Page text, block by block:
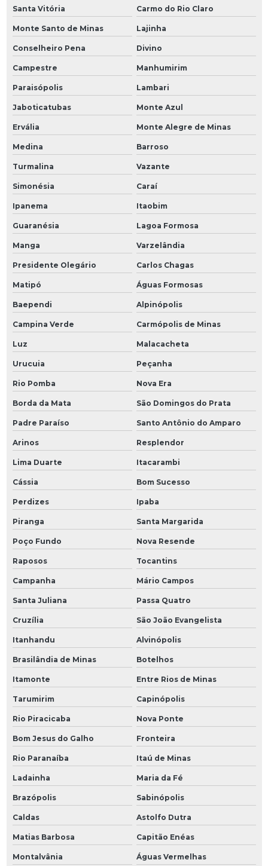
Santa Vitória Carmo do Rio Claro
Monte Santo de Minas Lajinha
Conselheiro Pena Divino
Campestre Manhumirim
Paraisópolis Lambari
Jaboticatubas Monte Azul
Ervália Monte Alegre de Minas
Medina Barroso
Turmalina Vazante
Simonésia Caraí
Ipanema Itaobim
Guaranésia Lagoa Formosa
Manga Varzelândia
Presidente Olegário Carlos Chagas
Matipó Águas Formosas
Baependi Alpinópolis
Campina Verde Carmópolis de Minas
Luz Malacacheta
Urucuia Peçanha
Rio Pomba Nova Era
Borda da Mata São Domingos do Prata
Padre Paraíso Santo Antônio do Amparo
Arinos Resplendor
Lima Duarte Itacarambi
Cássia Bom Sucesso
Perdizes Ipaba
Piranga Santa Margarida
Poço Fundo Nova Resende
Raposos Tocantins
Campanha Mário Campos
Santa Juliana Passa Quatro
Cruzília São João Evangelista
Itanhandu Alvinópolis
Brasilândia de Minas Botelhos
Itamonte Entre Rios de Minas
Tarumirim Capinópolis
Rio Piracicaba Nova Ponte
Bom Jesus do Galho Fronteira
Rio Paranaíba Itaú de Minas
Ladainha Maria da Fé
Brazópolis Sabinópolis
Caldas Astolfo Dutra
Matias Barbosa Capitão Enéas
Montalvânia Águas Vermelhas